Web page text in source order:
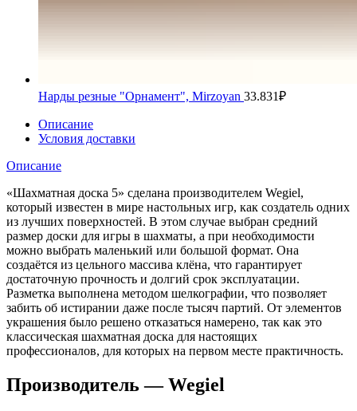
Нарды резные "Орнамент", Mirzoyan 33.831₽
Описание
Условия доставки
Описание
«Шахматная доска 5» сделана производителем Wegiel,
который известен в мире настольных игр, как создатель одних
из лучших поверхностей. В этом случае выбран средний
размер доски для игры в шахматы, а при необходимости
можно выбрать маленький или большой формат. Она
создаётся из цельного массива клёна, что гарантирует
достаточную прочность и долгий срок эксплуатации.
Разметка выполнена методом шелкографии, что позволяет
забить об истирании даже после тысяч партий. От элементов
украшения было решено отказаться намерено, так как это
классическая шахматная доска для настоящих
профессионалов, для которых на первом месте практичность.
Производитель — Wegiel